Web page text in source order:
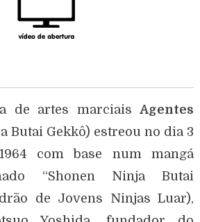
de artes marciaisAgentes
Butai Gekkô) estreou no dia 3
com base num mangá
“Shonen Ninja Butai
de Jovens Ninjas Luar),